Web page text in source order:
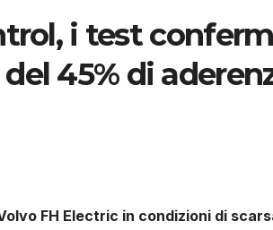
i test
45% di
FH Electric in condizioni di